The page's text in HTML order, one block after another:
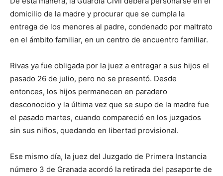
domicilio de la madre y procurar que se cumpla la
entrega de los menores al padre, condenado por maltrato
en el ámbito familiar, en un centro de encuentro familiar.
Rivas ya fue obligada por la juez a entregar a sus hijos el
pasado 26 de julio, pero no se presentó. Desde
entonces, los hijos permanecen en paradero
desconocido y la última vez que se supo de la madre fue
el pasado martes, cuando compareció en los juzgados
sin sus niños, quedando en libertad provisional.
Ese mismo día, la juez del Juzgado de Primera Instancia
número 3 de Granada acordó la retirada del pasaporte de